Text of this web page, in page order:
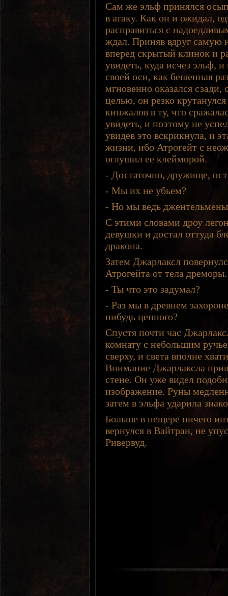
Сам же эльф принялся
в атаку. Как он и ожидал,
расправиться с
ждал. Приняв вдруг самую
вперед скрытый клинок и
увидеть, куда исчез эльф,
своей оси, как бешенная
мгновенно оказался
целью, он резко
кинжалов в ту, что
увидеть, и поэтому не
увидев это вскрикнула, и
жизни, ибо Атрогейт с
оглушил ее клейморой.
- Достаточно, дружище,
- Мы их не убьем?
- Но мы ведь
С этими словами дроу
девушки и достал оттуда
дракона.
Затем Джарлаксл
Атрогейта от тела дреморы.
- Ты что это задумал?
- Раз мы в древнем
нибудь ценного?
Спустя почти час
комнату с небольшим
сверху, и света вполне
Внимание Джарлаксла
стене. Он уже видел
изображение. Руны
затем в эльфа ударила
Больше в пещере ничего
вернулся в Вайтран, не
Ривервуд.